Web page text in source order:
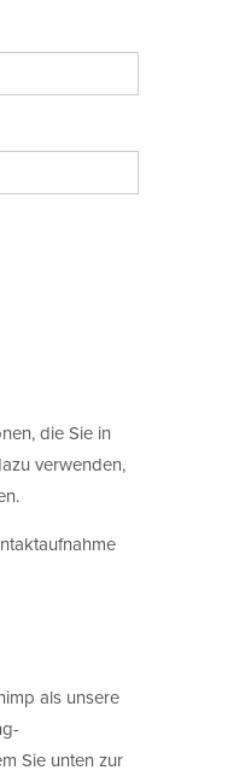
die Sie in
verwenden,
als unsere
Sie unten zur